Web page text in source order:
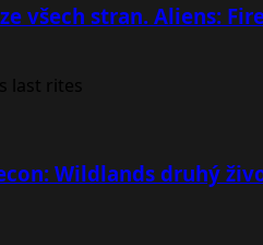
všech stran. Aliens:
Wildlands druhý